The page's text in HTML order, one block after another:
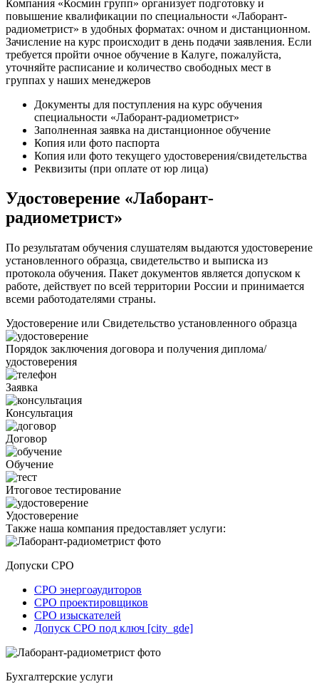
Компания «Космин групп» организует подготовку и
повышение квалификации по специальности «Лаборант-
радиометрист» в удобных форматах: очном и дистанционном.
Зачисление на курс происходит в день подачи заявления. Если
требуется пройти очное обучение в Калуге, пожалуйста,
уточняйте расписание и количество свободных мест в
группах у наших менеджеров
Документы для поступления на курс обучения
специальности «Лаборант-радиометрист»
Заполненная заявка на дистанционное обучение
Копия или фото паспорта
Копия или фото текущего удостоверения/свидетельства
Реквизиты (при оплате от юр лица)
Удостоверение «Лаборант-
радиометрист»
По результатам обучения слушателям выдаются удостоверение
установленного образца, свидетельство и выписка из
протокола обучения. Пакет документов является допуском к
работе, действует по всей территории России и принимается
всеми работодателями страны.
Удостоверение или Свидетельство установленного образца
Порядок заключения договора и получения диплома/
удостоверения
Заявка
Консультация
Договор
Обучение
Итоговое тестирование
Удостоверение
Также наша компания предоставляет услуги:
Допуски СРО
СРО энергоаудиторов
СРО проектировщиков
СРО изыскателей
Допуск СРО под ключ [city_gde]
Бухгалтерские услуги